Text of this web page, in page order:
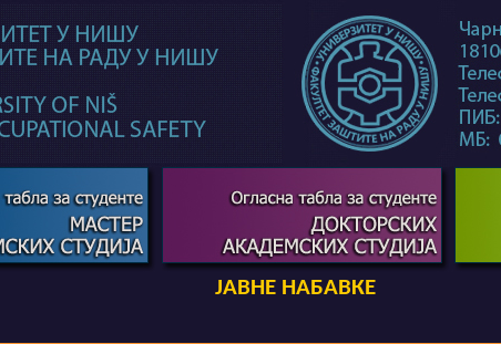
ЈАВНЕ НАБАВКЕ